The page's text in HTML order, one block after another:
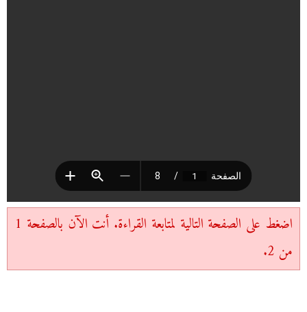
اضغط على الصفحة التالية لمتابعة القراءة. أنت الآن بالصفحة 1
من 2.